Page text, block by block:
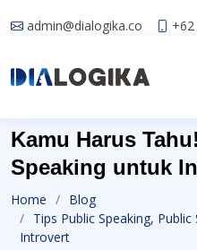
admin@dialogika.co
Kamu Harus
Speaking untuk
Home
Blog
Tips Public Speaking,
Introvert